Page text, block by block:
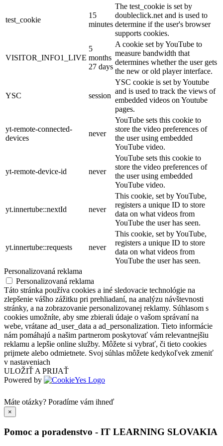
test_cookie
15
minutes
The test_cookie is set by
doubleclick.net and is used to
determine if the user's browser
supports cookies.
VISITOR_INFO1_LIVE
5
months
27 days
A cookie set by YouTube to
measure bandwidth that
determines whether the user gets
the new or old player interface.
YSC session
YSC cookie is set by Youtube
and is used to track the views of
embedded videos on Youtube
pages.
yt-remote-connected-
devices
never
YouTube sets this cookie to
store the video preferences of
the user using embedded
YouTube video.
yt-remote-device-id never
YouTube sets this cookie to
store the video preferences of
the user using embedded
YouTube video.
yt.innertube::nextId never
This cookie, set by YouTube,
registers a unique ID to store
data on what videos from
YouTube the user has seen.
yt.innertube::requests never
This cookie, set by YouTube,
registers a unique ID to store
data on what videos from
YouTube the user has seen.
Personalizovaná reklama
Personalizovaná reklama
Táto stránka používa cookies a iné sledovacie technológie na
zlepšenie vášho zážitku pri prehliadaní, na analýzu návštevnosti
stránky, a na zobrazovanie personalizovanej reklamy. Súhlasom s
cookies umožníte, aby sme zbierali údaje o vašom správaní na
webe, vrátane ad_user_data a ad_personalization. Tieto informácie
nám pomáhajú a našim partnerom poskytovať vám relevantnejšiu
reklamu a lepšie online služby. Môžete si vybrať, či tieto cookies
prijmete alebo odmietnete. Svoj súhlas môžete kedykoľvek zmeniť
v nastaveniach
ULOŽIŤ A PRIJAŤ
Powered by
Máte otázky? Poradíme vám ihneď
×
Pomoc a poradenstvo - IT LEARNING SLOVAKIA